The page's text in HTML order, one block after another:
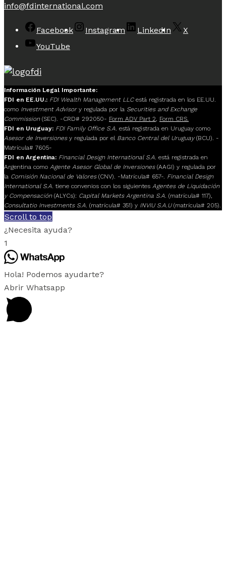
info@fdinternational.com
Facebook Instagram LinkedIn
X
YouTube
Información Legal Importante:
FDI en EE.UU.: FDI Wealth Management LLCestá registrada en los EE.UU.
como Investment Advisory regulada por la Securities and Exchange
Commission(SEC). -CRD# 292050- Form ADV Part 2
Form CRS.
FDI en Uruguay: FDI Family Office S.A. está registrada en Uruguay como
Asesor de Inversionesy regulada por el Banco Central del Uruguay(BCU). -
Matrícula# 7605-
FDI en Argentina: Financial Design International S.A. está registrada en
Argentina como Agente Asesor Global de Inversiones(AAGI) y regulada por
la Comisión Nacional de Valores(CNV). -Matrícula# 657-. Financial Design
International S.A. tiene convenios con los siguientes Agentes de Liquidación
y Compensación(ALYCs): Capital Markets Argentina S.A. (matrícula# 117),
Consultatio Investments S.A. (matrícula# 351) y INVIU S.A.U(matrícula# 205).
Scroll to top
¿Necesita ayuda?
1
Hola! Podemos ayudarte?
Abrir Whatsapp